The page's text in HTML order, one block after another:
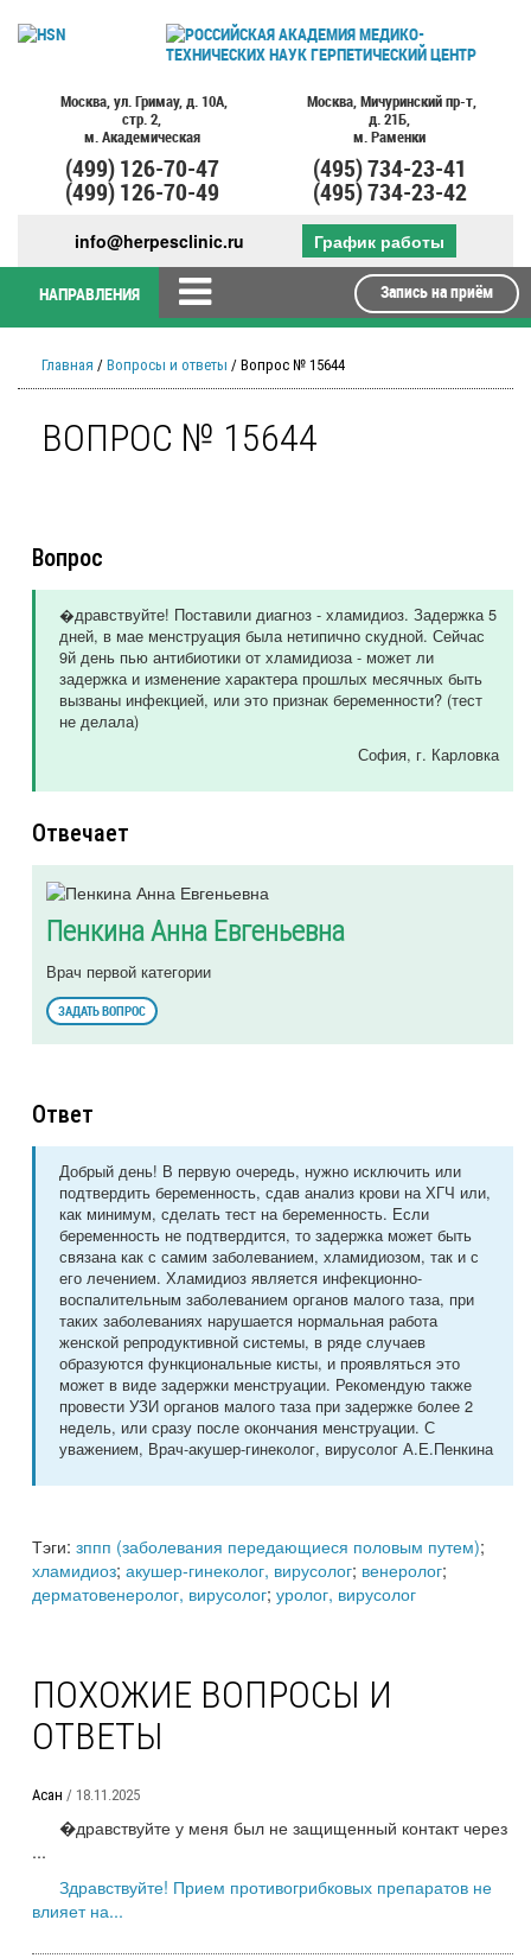
Москва, ул. Гримау, д. 10А,
стр. 2,
м. Академическая
(499)126-70-47
(499)126-70-49
Москва, Мичуринский пр-т,
д. 21Б,
м. Раменки
(495)734-23-41
(495)734-23-42
info@herpesclinic.ru График работы
НАПРАВЛЕНИЯ Запись на приём
Главная / Вопросы и ответы / Вопрос № 15644
ВОПРОС № 15644
Вопрос
�дравствуйте! Поставили диагноз - хламидиоз. Задержка 5
дней, в мае менструация была нетипично скудной. Сейчас
9й день пью антибиотики от хламидиоза - может ли
задержка и изменение характера прошлых месячных быть
вызваны инфекцией, или это признак беременности? (тест
не делала)
София, г. Карловка
Отвечает
Пенкина Анна Евгеньевна
Врач первой категории
ЗАДАТЬ ВОПРОС
Ответ
Добрый день! В первую очередь, нужно исключить или
подтвердить беременность, сдав анализ крови на ХГЧ или,
как минимум, сделать тест на беременность. Если
беременность не подтвердится, то задержка может быть
связана как с самим заболеванием, хламидиозом, так и с
его лечением. Хламидиоз является инфекционно-
воспалительным заболеванием органов малого таза, при
таких заболеваниях нарушается нормальная работа
женской репродуктивной системы, в ряде случаев
образуются функциональные кисты, и проявляться это
может в виде задержки менструации. Рекомендую также
провести УЗИ органов малого таза при задержке более 2
недель, или сразу после окончания менструации. С
уважением, Врач-акушер-гинеколог, вирусолог А.Е.Пенкина
Тэги: зппп (заболевания передающиеся половым путем);
хламидиоз; акушер-гинеколог, вирусолог; венеролог;
дерматовенеролог, вирусолог; уролог, вирусолог
ПОХОЖИЕ ВОПРОСЫ И
ОТВЕТЫ
Асан / 18.11.2025
�дравствуйте у меня был не защищенный контакт через
...
Здравствуйте! Прием противогрибковых препаратов не
влияет на...